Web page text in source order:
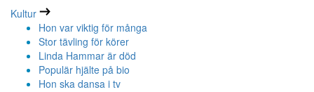
Kultur
Hon var viktig för många
Stor tävling för körer
Linda Hammar är död
Populär hjälte på bio
Hon ska dansa i tv